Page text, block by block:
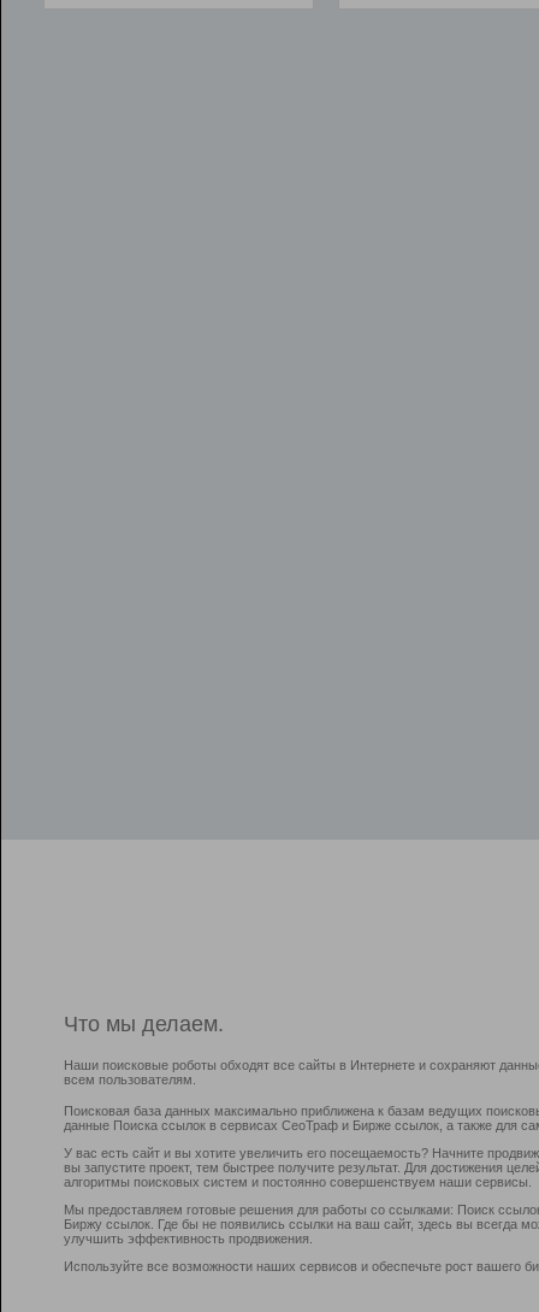
Что мы делаем.
Наши поисковые роботы обходят все сайты в Интернете и сохраняют
всем пользователям.
Поисковая база данных максимально приближена к базам ведущих
данные Поиска ссылок в сервисах СеоТраф и Бирже ссылок, а также для
У вас есть сайт и вы хотите увеличить его посещаемость? Начните
вы запустите проект, тем быстрее получите результат. Для достижения
алгоритмы поисковых систем и постоянно совершенствуем наши сервисы.
Мы предоставляем готовые решения для работы со ссылками: Поиск
Биржу ссылок. Где бы не появились ссылки на ваш сайт, здесь вы всегда
улучшить эффективность продвижения.
Используйте все возможности наших сервисов и обеспечьте рост вашего